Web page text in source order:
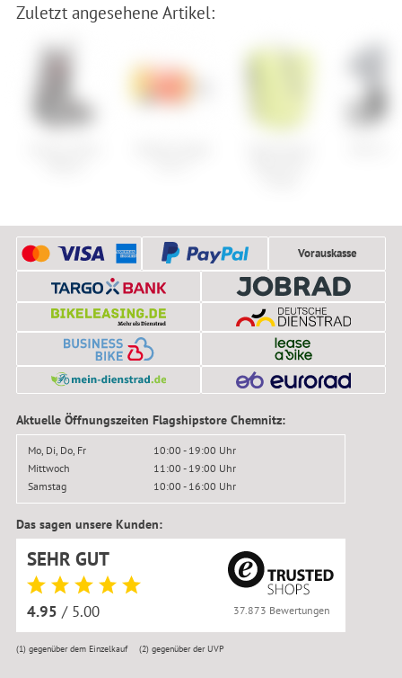
Zuletzt angesehene Artikel:
Vorauskasse
Aktuelle Öffnungszeiten Flagshipstore Chemnitz:
Mo, Di, Do, Fr
10:00 - 19:00 Uhr
Mittwoch
11:00 - 19:00 Uhr
Samstag
10:00 - 16:00 Uhr
Das sagen unsere Kunden:
SEHR GUT
4.95 / 5.00 37.873 Bewertungen
(1)gegenüber dem Einzelkauf (2) gegenüber der UVP